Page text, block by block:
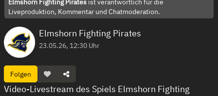
Elmshorn Fighting Pirates ist verantwortlich für die
Liveproduktion, Kommentar und Chatmoderation.
Elmshorn Fighting Pirates
23.05.26, 12:30 Uhr
Folgen
Video-Livestream des Spiels Elmshorn Fighting